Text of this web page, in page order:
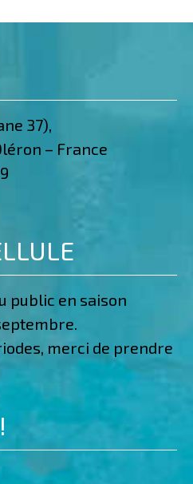
37),
– France
public en saison
merci de prendre